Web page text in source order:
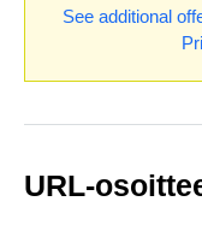
See additional
URL-